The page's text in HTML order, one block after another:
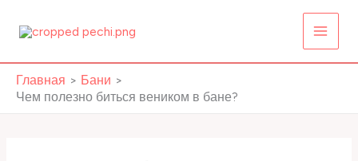
Главная
Бани
Чем полезно биться веником в бане?